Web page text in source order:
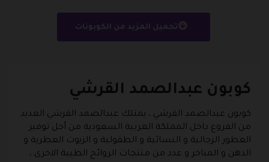
كوبون عبدالصمد القرشي
كوبون عبدالصمد القرشي ، يمتلك عبدالصمد القرشي العديد
من الفروع داخل المملكة العربية السعودية من أجل توفير
العطور الرجالية و النسائية و الطفولية و الزيوت العطرية و
الدهن و المباخر و عدد من منتجات الروائح الطيبة الاخرى ،